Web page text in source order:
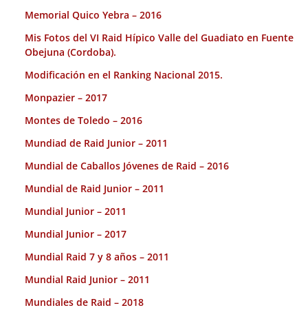
Memorial Quico Yebra – 2016
Mis Fotos del VI Raid Hípico Valle del Guadiato en Fuente
Obejuna (Cordoba).
Modificación en el Ranking Nacional 2015.
Monpazier – 2017
Montes de Toledo – 2016
Mundiad de Raid Junior – 2011
Mundial de Caballos Jóvenes de Raid – 2016
Mundial de Raid Junior – 2011
Mundial Junior – 2011
Mundial Junior – 2017
Mundial Raid 7 y 8 años – 2011
Mundial Raid Junior – 2011
Mundiales de Raid – 2018